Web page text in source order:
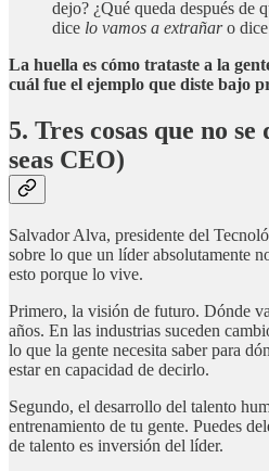
dejo? ¿Qué queda después de
dice lo vamos a extrañaro dice
La huella es cómo trataste a la
cuál fue el ejemplo que diste bajo
5. Tres cosas que no
seas CEO)
Salvador Alva, presidente del
sobre lo que un líder absolutamente
esto porque lo vive.
Primero, la visión de futuro. Dónde
años. En las industrias suceden
lo que la gente necesita saber para
estar en capacidad de decirlo.
Segundo, el desarrollo del talento
entrenamiento de tu gente. Puedes
de talento es inversión del líder.